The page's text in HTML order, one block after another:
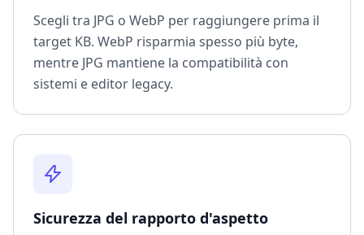
Scegli tra JPG o WebP per raggiungere prima il
target KB. WebP risparmia spesso più byte,
mentre JPG mantiene la compatibilità con
sistemi e editor legacy.
Sicurezza del rapporto d'aspetto